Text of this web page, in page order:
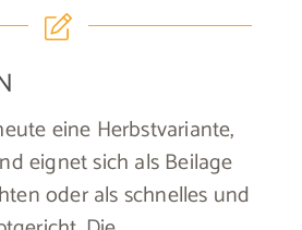
eine Herbstvariante,
eignet sich als Beilage
oder als schnelles und